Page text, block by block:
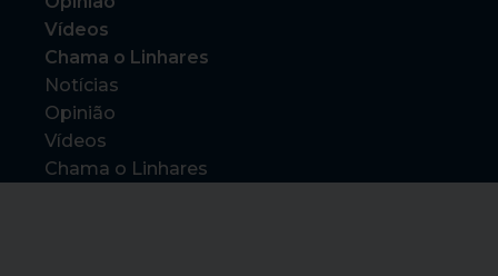
Vídeos
Chama o Linhares
Notícias
Opinião
Vídeos
Chama o Linhares